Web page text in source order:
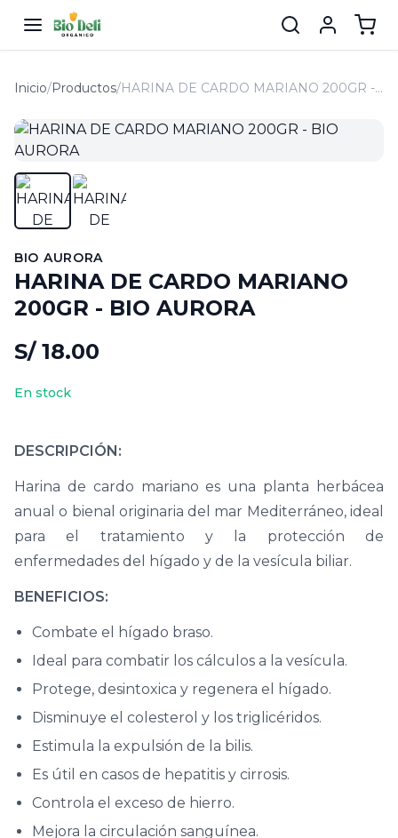
Inicio/Productos/ HARINA DE CARDO MARIANO 200GR - BIO AURORA
BIO AURORA
HARINA DE CARDO MARIANO
200GR - BIO AURORA
S/ 18.00
En stock
DESCRIPCIÓN:
Harina de cardo mariano es una planta herbácea
anual o bienal originaria del mar Mediterráneo, ideal
para el tratamiento y la protección de
enfermedades del hígado y de la vesícula biliar.
BENEFICIOS:
Combate el hígado braso.
Ideal para combatir los cálculos a la vesícula.
Protege, desintoxica y regenera el hígado.
Disminuye el colesterol y los triglicéridos.
Estimula la expulsión de la bilis.
Es útil en casos de hepatitis y cirrosis.
Controla el exceso de hierro.
Mejora la circulación sanguínea.